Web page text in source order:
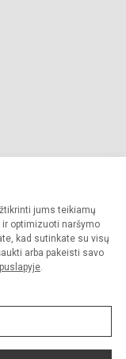
jums teikiamų
optimizuoti naršymo
kad sutinkate su visų
arba pakeisti savo
.
sutikimo griežtai